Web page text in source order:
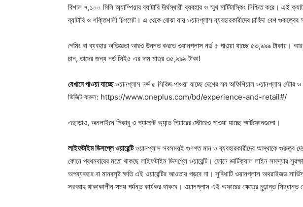
বিশাল ৭,১০০ মিলি অ্যাম্পিয়ার ব্যাটারি দীর্ঘস্থায়ী ব্যবহার ও স্মুথ মাল্টিটাস্কিং নিশ্চিত করে। এই
ব্যাটারি ও শক্তিশালী চিপসেট। এ থেকে বোঝা যায় ওয়ানপ্লাস ব্যবহারকারীদের চাহিদা বেশ গুরুত্বের
গেমিং বা ব্যবহার অভিজ্ঞতা আরও উন্নত করতে ওয়ানপ্লাস নর্ড ৫ পাওয়া যাচ্ছে ৫৩,৯৯৯ টাকায়। আর
চান, তাদের জন্য নর্ড সিই৫ এর দাম মাত্র ৩৫,৯৯৯ টাকা!
যেখানে পাওয়া যাচ্ছেওয়ানপ্লাস নর্ড ৫ সিরিজ পাওয়া যাচ্ছে দেশের সব অফিশিয়াল ওয়ানপ্লাস স্টোর
ভিজিট করুন: https://www.oneplus.com/bd/experience-and-retail#/
এছাড়াও, অনলাইনে পিকাবু ও গ্যাজেট অ্যান্ড গিয়ারের স্টোরেও পাওয়া যাচ্ছে স্মার্টফোনগুলো।
লাইফটাইম ডিসপ্লে ওয়ারেন্টিওয়ানপ্লাস সবসময়ই গুণগত মান ও ব্যবহারকারীদের আস্থাকে গুরুত্ব
ফোনে প্রথমবারের মতো থাকছে লাইফটাইম ডিসপ্লে ওয়ারেন্টি। ফোনে ভার্টিক্যাল লাইন সমস্যার
অপব্যবহার বা মানবসৃষ্ট ক্ষতি এই ওয়ারেন্টির আওতায় পড়বে না। সুবিধাটি ওয়ানপ্লাস অথরাইজড সার্ভিস
সরবরাহ থাকাকালীন সময় পর্যন্ত কার্যকর থাকবে। ওয়ানপ্লাস এই অফারের ক্ষেত্রে চূড়ান্ত সিদ্ধান্ত